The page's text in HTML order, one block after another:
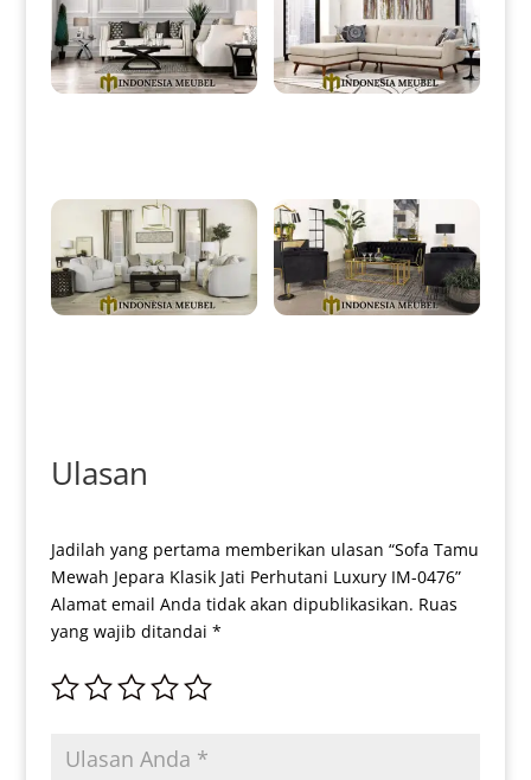
Ulasan
Jadilah yang pertama memberikan ulasan “Sofa Tamu
Mewah Jepara Klasik Jati Perhutani Luxury IM-0476”
Alamat email Anda tidak akan dipublikasikan. Ruas
yang wajib ditandai *